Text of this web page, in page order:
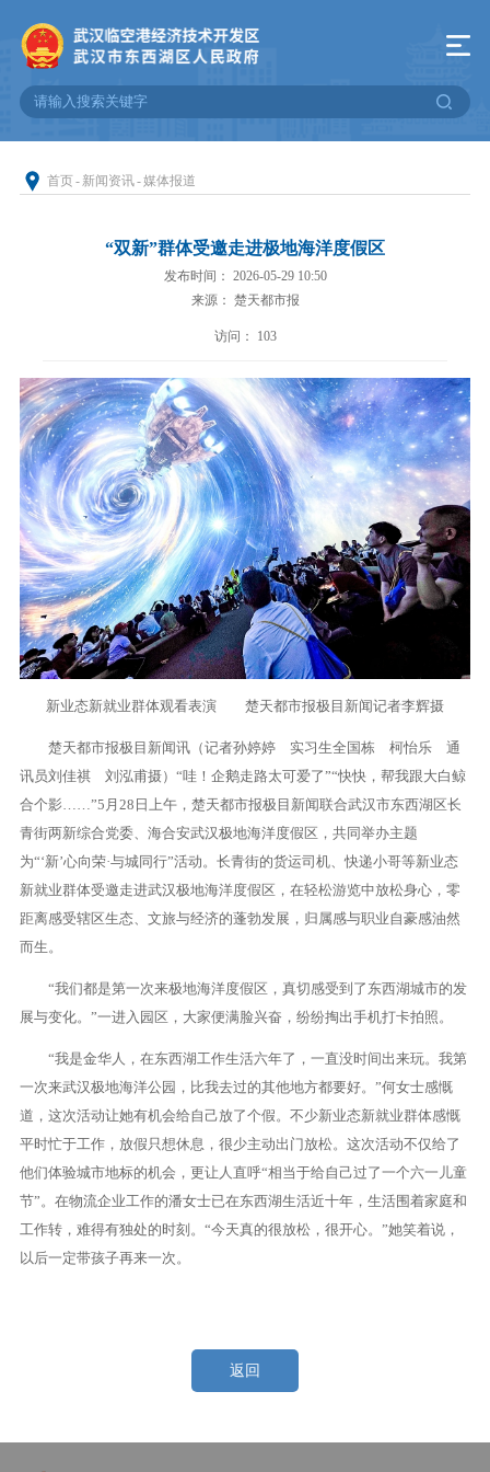
首页- 新闻资讯-媒体报道
“双新”群体受邀走进极地海洋度假区
发布时间： 2026-05-29 10:50
来源： 楚天都市报
访问： 103
新业态新就业群体观看表演 楚天都市报极目新闻记者李辉摄
楚天都市报极目新闻讯（记者孙婷婷 实习生全国栋 柯怡乐 通
讯员刘佳祺 刘泓甫摄）“哇！企鹅走路太可爱了”“快快，帮我跟大白鲸
合个影……”5月28日上午，楚天都市报极目新闻联合武汉市东西湖区长
青街两新综合党委、海合安武汉极地海洋度假区，共同举办主题
为“‘新’心向荣·与城同行”活动。长青街的货运司机、快递小哥等新业态
新就业群体受邀走进武汉极地海洋度假区，在轻松游览中放松身心，零
距离感受辖区生态、文旅与经济的蓬勃发展，归属感与职业自豪感油然
而生。
“我们都是第一次来极地海洋度假区，真切感受到了东西湖城市的发
展与变化。”一进入园区，大家便满脸兴奋，纷纷掏出手机打卡拍照。
“我是金华人，在东西湖工作生活六年了，一直没时间出来玩。我第
一次来武汉极地海洋公园，比我去过的其他地方都要好。”何女士感慨
道，这次活动让她有机会给自己放了个假。不少新业态新就业群体感慨
平时忙于工作，放假只想休息，很少主动出门放松。这次活动不仅给了
他们体验城市地标的机会，更让人直呼“相当于给自己过了一个六一儿童
节”。在物流企业工作的潘女士已在东西湖生活近十年，生活围着家庭和
工作转，难得有独处的时刻。“今天真的很放松，很开心。”她笑着说，
以后一定带孩子再来一次。
返回